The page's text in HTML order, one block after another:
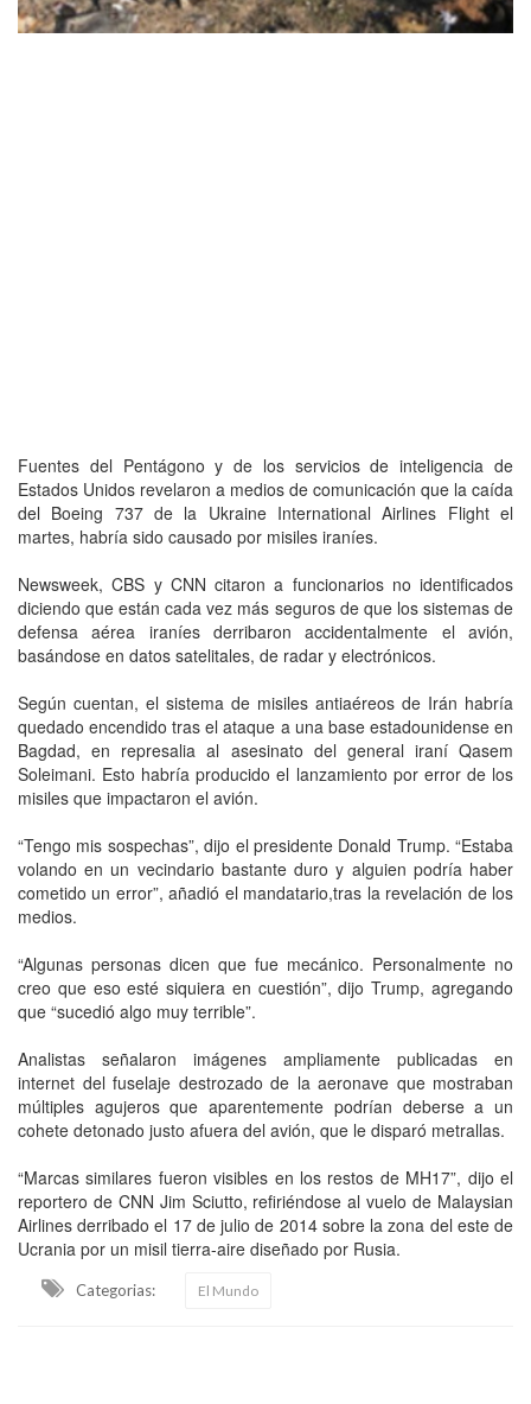
Fuentes del Pentágono y de los servicios de inteligencia de
Estados Unidos revelaron a medios de comunicación que la caída
del Boeing 737 de la Ukraine International Airlines Flight el
martes, habría sido causado por misiles iraníes.
Newsweek, CBS y CNN citaron a funcionarios no identificados
diciendo que están cada vez más seguros de que los sistemas de
defensa aérea iraníes derribaron accidentalmente el avión,
basándose en datos satelitales, de radar y electrónicos.
Según cuentan, el sistema de misiles antiaéreos de Irán habría
quedado encendido tras el ataque a una base estadounidense en
Bagdad, en represalia al asesinato del general iraní Qasem
Soleimani. Esto habría producido el lanzamiento por error de los
misiles que impactaron el avión.
“Tengo mis sospechas”, dijo el presidente Donald Trump. “Estaba
volando en un vecindario bastante duro y alguien podría haber
cometido un error”, añadió el mandatario,tras la revelación de los
medios.
“Algunas personas dicen que fue mecánico. Personalmente no
creo que eso esté siquiera en cuestión”, dijo Trump, agregando
que “sucedió algo muy terrible”.
Analistas señalaron imágenes ampliamente publicadas en
internet del fuselaje destrozado de la aeronave que mostraban
múltiples agujeros que aparentemente podrían deberse a un
cohete detonado justo afuera del avión, que le disparó metrallas.
“Marcas similares fueron visibles en los restos de MH17”, dijo el
reportero de CNN Jim Sciutto, refiriéndose al vuelo de Malaysian
Airlines derribado el 17 de julio de 2014 sobre la zona del este de
Ucrania por un misil tierra-aire diseñado por Rusia.
Categorias: El Mundo